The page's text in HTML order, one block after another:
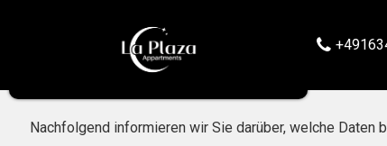
Nachfolgend informieren wir Sie darüber, welche